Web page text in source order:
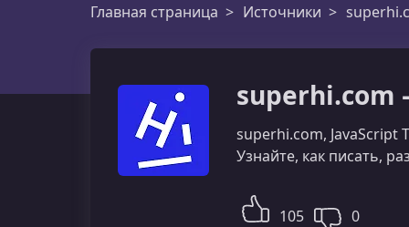
Главная страница Источники
superhi.com
superhi.com,
Узнайте, как писать,
105 0